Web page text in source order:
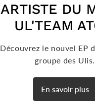
ARTISTE DU
UL'TEAM
Découvrez le nouvel EP
groupe des Ulis.
En savoir plus